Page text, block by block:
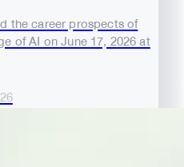
the career prospects of
of AI on June 17, 2026 at